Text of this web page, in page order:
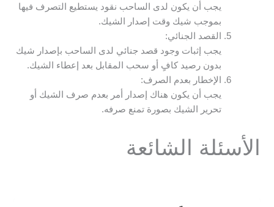
يجب أن يكون لدى الساحب نقود يستطيع التصرف فيها
بموجب شيك وقت إصدار الشيك.
القصد الجنائي:
يجب إثبات وجود قصد جنائي لدى الساحب بإصدار شيك
بدون رصيد كافٍ أو سحب المقابل بعد إعطاء الشيك.
الإخطار بعدم الصرف:
يجب أن يكون هناك إصدار أمر بعدم صرف الشيك أو
تحرير الشيك بصورة تمنع صرفه.
الأسئلة الشائعة